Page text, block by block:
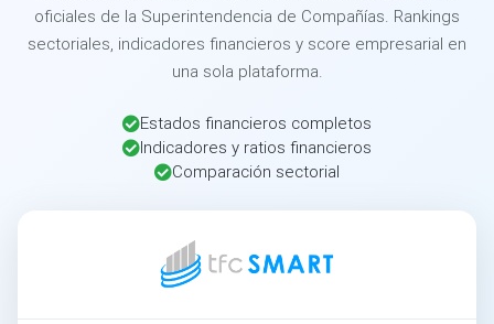
oficiales de la Superintendencia de Compañías. Rankings
sectoriales, indicadores financieros y score empresarial en
una sola plataforma.
Estados financieros completos
Indicadores y ratios financieros
Comparación sectorial